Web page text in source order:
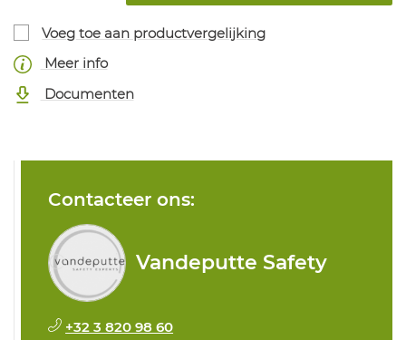
Voeg toe aan productvergelijking
Meer info
Documenten
Contacteer ons:
Vandeputte Safety
+32 3 820 98 60